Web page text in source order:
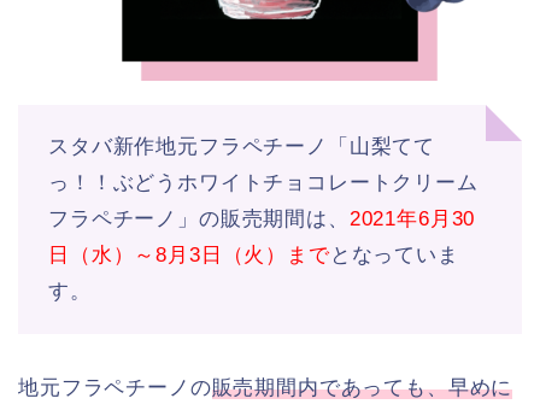
スタバ新作地元フラペチーノ「山梨てて
っ！！ぶどうホワイトチョコレートクリーム
フラペチーノ」の販売期間は、 2021年6月30
日（水）～8月3日（火）までとなっていま
す。
地元フラペチーノの販売期間内であっても、早めに